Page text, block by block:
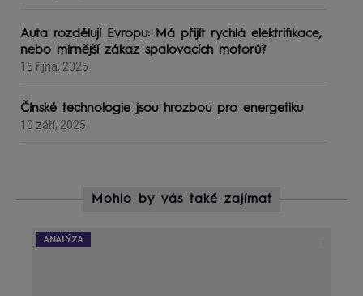
Auta rozdělují Evropu: Má přijít rychlá elektrifikace,
nebo mírnější zákaz spalovacích motorů?
15 října, 2025
Čínské technologie jsou hrozbou pro energetiku
10 září, 2025
Mohlo by vás také zajímat
ANALÝZA